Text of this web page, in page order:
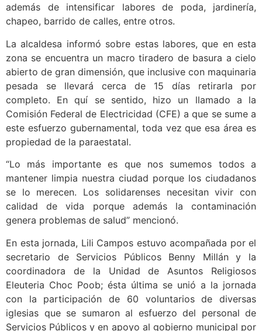
además de intensificar labores de poda, jardinería,
chapeo, barrido de calles, entre otros.
La alcaldesa informó sobre estas labores, que en esta
zona se encuentra un macro tiradero de basura a cielo
abierto de gran dimensión, que inclusive con maquinaria
pesada se llevará cerca de 15 días retirarla por
completo. En quí se sentido, hizo un llamado a la
Comisión Federal de Electricidad (CFE) a que se sume a
este esfuerzo gubernamental, toda vez que esa área es
propiedad de la paraestatal.
“Lo más importante es que nos sumemos todos a
mantener limpia nuestra ciudad porque los ciudadanos
se lo merecen. Los solidarenses necesitan vivir con
calidad de vida porque además la contaminación
genera problemas de salud” mencionó.
En esta jornada, Lili Campos estuvo acompañada por el
secretario de Servicios Públicos Benny Millán y la
coordinadora de la Unidad de Asuntos Religiosos
Eleuteria Choc Poob; ésta última se unió a la jornada
con la participación de 60 voluntarios de diversas
iglesias que se sumaron al esfuerzo del personal de
Servicios Públicos y en apoyo al gobierno municipal por